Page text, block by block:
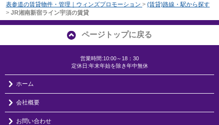
表参道の賃貸物件・管理｜ウィンズプロモーション > (賃貸)路線・駅から探す
> JR湘南新宿ライン宇須の賃貸
ページトップに戻る
営業時間:10:00～18：30
定休日:年末年始を除き年中無休
ホーム
会社概要
お問い合わせ